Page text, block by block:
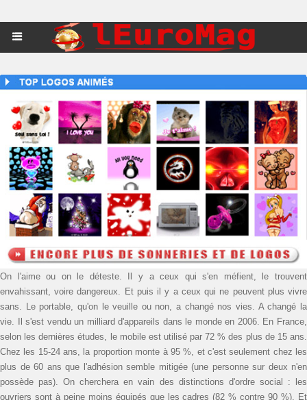
On l'aime ou on le déteste. Il y a ceux qui s'en méfient, le trouvent
envahissant, voire dangereux. Et puis il y a ceux qui ne peuvent plus vivre
sans. Le portable, qu'on le veuille ou non, a changé nos vies. A changé la
vie. Il s'est vendu un milliard d'appareils dans le monde en 2006. En France,
selon les dernières études, le mobile est utilisé par 72 % des plus de 15 ans.
Chez les 15-24 ans, la proportion monte à 95 %, et c'est seulement chez les
plus de 60 ans que l'adhésion semble mitigée (une personne sur deux n'en
possède pas). On cherchera en vain des distinctions d'ordre social : les
ouvriers sont à peine moins équipés que les cadres (82 % contre 90 %). Et